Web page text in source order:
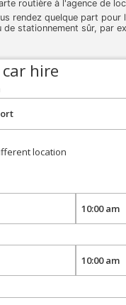
routière à l'agence de
rendez quelque part pour
de stationnement sûr, par
hire
location